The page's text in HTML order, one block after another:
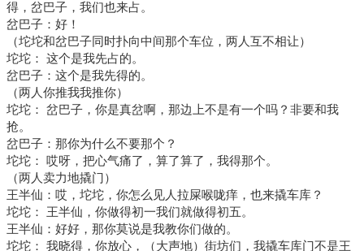
得，岔巴子，我们也来占。
岔巴子：好！
（坨坨和岔巴子同时扑向中间那个车位，两人互不相让）
坨坨： 这个是我先占的。
岔巴子：这个是我先得的。
（两人你推我我推你）
坨坨： 岔巴子，你是真岔啊，那边上不是有一个吗？非要和我
抢。
岔巴子：那你为什么不要那个？
坨坨： 哎呀，把心气痛了，算了算了，我得那个。
（两人卖力地撬门）
王半仙：哎，坨坨，你怎么见人拉屎喉咙痒，也来撬车库？
坨坨： 王半仙，你做得初一我们就做得初五。
王半仙：好好，那你莫说是我教你们做的。
坨坨： 我晓得，你放心，（大声地）街坊们，我撬车库门不是王